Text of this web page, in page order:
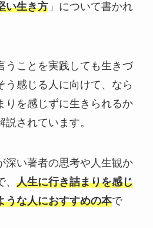
い生き方」について書かれ
うことを実践しても生きづ
う感じる人に向けて、なら
りを感じずに生きられるか
されています。
深い著者の思考や人生観か
人生に行き詰まりを感じ
うな人におすすめの本で